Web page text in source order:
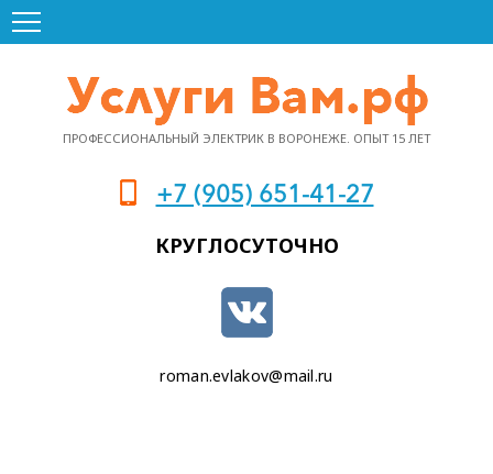
ПРОФЕССИОНАЛЬНЫЙ ЭЛЕКТРИК В ВОРОНЕЖЕ. ОПЫТ 15 ЛЕТ
+7 (905) 651-41-27
КРУГЛОСУТОЧНО
roman.evlakov@mail.ru